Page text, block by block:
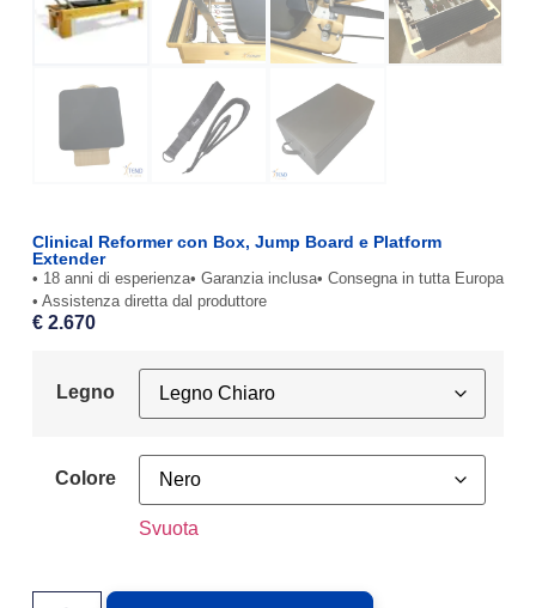
Clinical Reformer con Box, Jump Board e Platform
Extender
• 18 anni di esperienza• Garanzia inclusa• Consegna in tutta Europa
• Assistenza diretta dal produttore
€2.670
Legno
Colore
Svuota